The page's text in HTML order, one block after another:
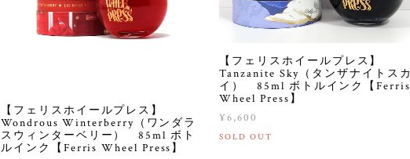
【フェリスホイールプレス】
Wondrous Winterberry（ワンダラ
スウィンターベリー） 85ml ボト
ルインク【Ferris Wheel Press】
【フェリスホイールプレス】
Tanzanite Sky（タンザナイトスカ
イ） 85ml ボトルインク【Ferris
Wheel Press】
¥6,600
SOLD OUT